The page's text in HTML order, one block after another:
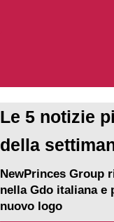
Le 5 notizie
della
NewPrinces Group
nella Gdo italiana e
nuovo logo